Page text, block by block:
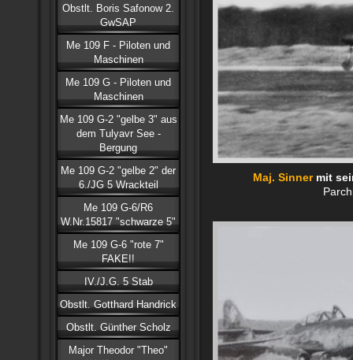
Obstlt. Boris Safonow 2.
GwSAP
Me 109 F - Piloten und
Maschinen
Me 109 G - Piloten und
Maschinen
Me 109 G-2 "gelbe 3" aus
dem Tulyavr See -
Bergung
Me 109 G-2 "gelbe 2" der
6./JG 5 Wrackteil
Me 109 G-6/R6
W.Nr.15817 "schwarze 5"
Me 109 G-6 "rote 7"
FAKE!!
IV./J.G. 5 Stab
Obstlt. Gotthard Handrick
Obstlt. Günther Scholz
Major Theodor "Theo"
Maj. Sinnermit